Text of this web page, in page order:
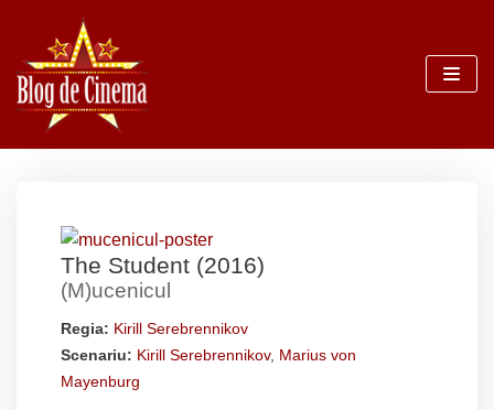
Sari
la
conținut
The Student (2016)
(M)ucenicul
Regia: Kirill Serebrennikov
Scenariu: Kirill Serebrennikov, Marius von
Mayenburg